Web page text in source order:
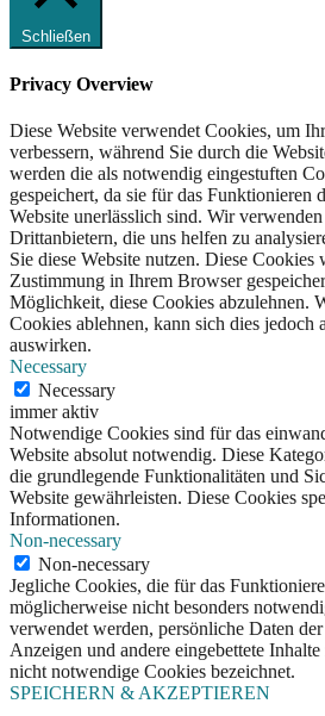
Schließen
Privacy Overview
Diese Website verwendet Cookies, um
verbessern, während Sie durch die
werden die als notwendig eingestuften
gespeichert, da sie für das Funktionieren
Website unerlässlich sind. Wir
Drittanbietern, die uns helfen zu
Sie diese Website nutzen. Diese
Zustimmung in Ihrem Browser
Möglichkeit, diese Cookies abzulehnen.
Cookies ablehnen, kann sich dies jedoch
auswirken.
Necessary
Necessary
immer aktiv
Notwendige Cookies sind für das
Website absolut notwendig. Diese
die grundlegende Funktionalitäten und
Website gewährleisten. Diese Cookies
Informationen.
Non-necessary
Non-necessary
Jegliche Cookies, die für das
möglicherweise nicht besonders
verwendet werden, persönliche Daten
Anzeigen und andere eingebettete
nicht notwendige Cookies bezeichnet.
SPEICHERN & AKZEPTIEREN